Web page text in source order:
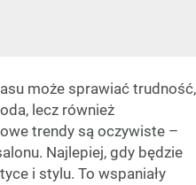
może sprawiać trudność,
lecz również
trendy są oczywiste –
Najlepiej, gdy będzie
i stylu. To wspaniały